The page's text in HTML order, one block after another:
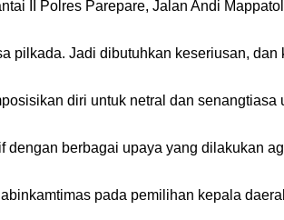
II Polres Parepare, Jalan Andi
pilkada. Jadi dibutuhkan keseriusan,
diri untuk netral dan
berbagai upaya yang dilakukan
pada pemilihan kepala